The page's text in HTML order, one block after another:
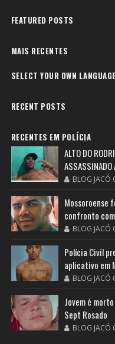
FEATURED POSTS
MAIS RECENTES
SELECT YOUR OWN LANGUAGE
RECENT POSTS
RECENTES EM POLÍCIA
ALTO DO
ASSASSINADO
BLOG JACÓ
Mossoroense
confronto
BLOG JACÓ
Polícia Civil
aplicativo em
BLOG JACÓ
Jovem é
Sept Rosado
BLOG JACÓ